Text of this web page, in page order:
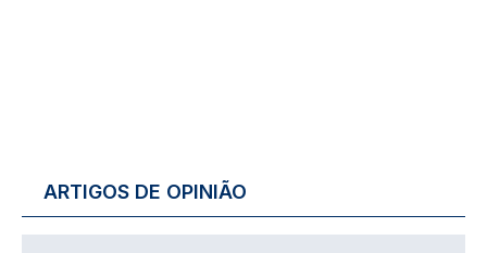
ARTIGOS DE OPINIÃO